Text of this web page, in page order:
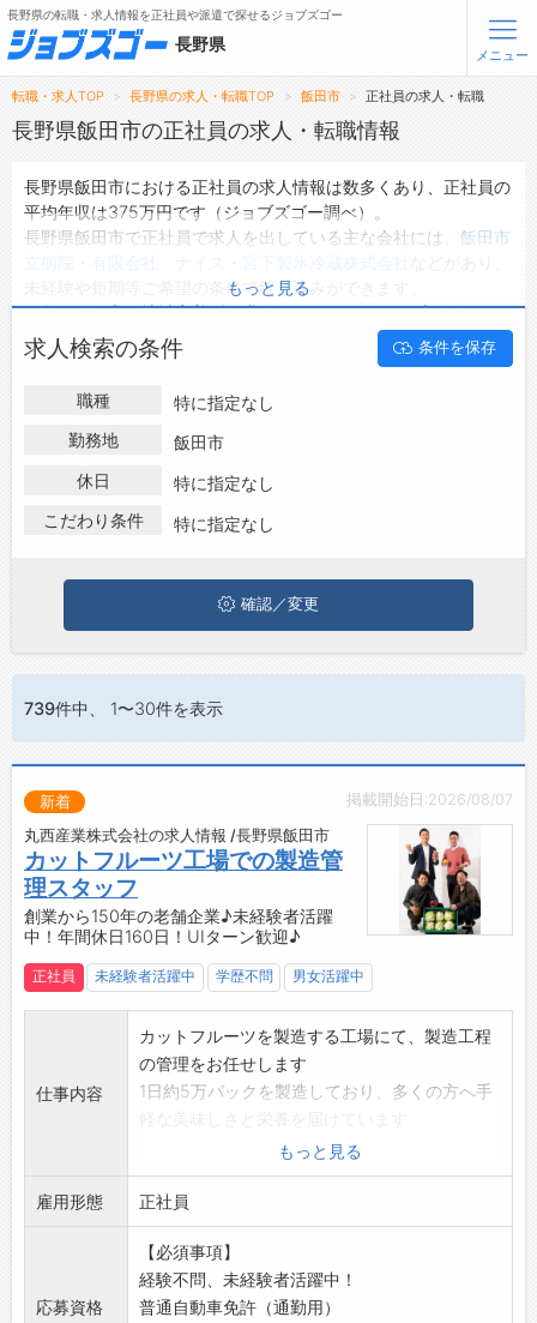
無料会員登録 ログイン
メニュー
トップ
タップで簡単に求人を探す
【初めての方へ】
長野県の求人検索で選ばれる理由
転職支援サービス
お問い合わせ
よくあるご質問
長野県の転職・求人情報を正社員や派遣で探せるジョブズゴー
長野県
メニュー
転職・求人TOP 長野県の求人・転職TOP 飯田市 正社員の求人・転職
長野県飯田市の正社員の求人・転職情報
長野県飯田市における正社員の求人情報は数多くあり、正社員の
平均年収は375万円です（ジョブズゴー調べ）。
長野県飯田市で正社員で求人を出している主な会社には、 飯田市
未経験や短期等ご希望の条件で絞り込みができます。
長野県飯田市の地域密着型の求人サイトであるジョブズゴーでは
長野県飯田市の正社員として働ける求人情報を415件取り扱って
います。
ハローワークにはない求人も多数扱っており、転職だけでなく、
第二新卒から50代・60代以上の方の再就職も可能です。 長野県
飯田市で正社員の求人・転職情報を探している方は、ぜひ興味の
もっと見る
求人検索の条件 条件を保存
職種
特に指定なし
勤務地
飯田市
休日
特に指定なし
こだわり条件
特に指定なし
確認／変更
739件中、 1〜30件を表示
掲載開始日:2026/08/07
新着
丸西産業株式会社の求人情報 /長野県飯田市
カットフルーツ工場での製造管
理スタッフ
創業から150年の老舗企業♪未経験者活躍
中！年間休日160日！UIターン歓迎♪
正社員 未経験者活躍中 学歴不問 男女活躍中
仕事内容
カットフルーツを製造する工場にて、製造工程
の管理をお任せします
1日約5万パックを製造しており、多くの方へ手
・品質管理
完成した商品の外観や重量、異物混入などを
厳しくチェック
◎ミスがあればその場でフィードバックし、再
発防止に繋げます
◎食材ロスを減らす切り方の提案も行なうこと
もっと見る
雇用形態 正社員
応募資格
【必須事項】
経験不問、未経験者活躍中！
普通自動車免許（通勤用）